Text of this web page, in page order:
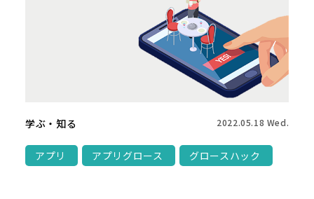
学ぶ・知る 2022.05.18 Wed.
アプリ アプリグロース グロースハック